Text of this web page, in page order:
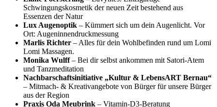
Schwingungskosmetik der neuen Zeit bestehend aus
Essenzen der Natur
Lux Augenoptik – Kümmert sich um dein Augenlicht. Vor
Ort: Augeninnendruckmessung
Marlis Richter – Alles für dein Wohlbefinden rund um Lomi
Lomi Massagen.
Monika Wulff– Bei dir selbst ankommen mit Satori-Atem
und Tanzmeditation
Nachbarschaftsinitiative „Kultur & LebensART Bernau“
– Mitmach- & Kreativangebote von Bürger für unsere Bürger
aus der Region
Praxis Oda Meubrink – Vitamin-D3-Beratung